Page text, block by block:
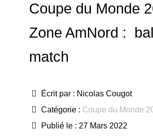
Coupe du Monde
Zone AmNord :
match
Écrit par : Nicolas Cougot
Catégorie : Coupe du Monde
Publié le : 27 Mars 2022